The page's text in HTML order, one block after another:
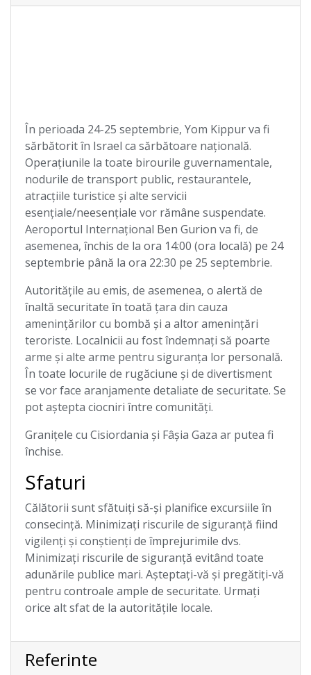
În perioada 24-25 septembrie, Yom Kippur va fi
sărbătorit în Israel ca sărbătoare națională.
Operațiunile la toate birourile guvernamentale,
nodurile de transport public, restaurantele,
atracțiile turistice și alte servicii
esențiale/neesențiale vor rămâne suspendate.
Aeroportul Internațional Ben Gurion va fi, de
asemenea, închis de la ora 14:00 (ora locală) pe 24
septembrie până la ora 22:30 pe 25 septembrie.
Autoritățile au emis, de asemenea, o alertă de
înaltă securitate în toată țara din cauza
amenințărilor cu bombă și a altor amenințări
teroriste. Localnicii au fost îndemnați să poarte
arme și alte arme pentru siguranța lor personală.
În toate locurile de rugăciune și de divertisment
se vor face aranjamente detaliate de securitate. Se
pot aștepta ciocniri între comunități.
Granițele cu Cisiordania și Fâșia Gaza ar putea fi
închise.
Sfaturi
Călătorii sunt sfătuiți să-și planifice excursiile în
consecință. Minimizați riscurile de siguranță fiind
vigilenți și conștienți de împrejurimile dvs.
Minimizați riscurile de siguranță evitând toate
adunările publice mari. Așteptați-vă și pregătiți-vă
pentru controale ample de securitate. Urmați
orice alt sfat de la autoritățile locale.
Referinte